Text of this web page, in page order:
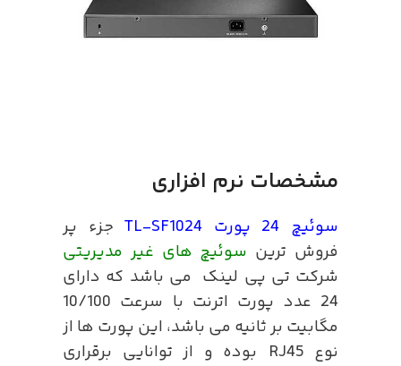
مشخصات نرم افزاری
سوئیچ 24 پورت TL-SF1024
جزء پر
فروش ترین سوئیچ های غیر مدیریتی
شرکت تی پی لینک می باشد که دارای
24 عدد پورت اترنت با سرعت 10/100
مگابیت بر ثانیه می باشد، این پورت ها از
نوع RJ45 بوده و از توانایی برقراری